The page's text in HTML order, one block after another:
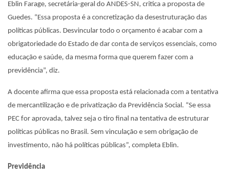
Eblin Farage, secretária-geral do ANDES-SN, critica a proposta de
Guedes. “Essa proposta é a concretização da desestruturação das
políticas públicas. Desvincular todo o orçamento é acabar com a
obrigatoriedade do Estado de dar conta de serviços essenciais, como
educação e saúde, da mesma forma que querem fazer com a
previdência”, diz.
A docente afirma que essa proposta está relacionada com a tentativa
de mercantilização e de privatização da Previdência Social. “Se essa
PEC for aprovada, talvez seja o tiro final na tentativa de estruturar
políticas públicas no Brasil. Sem vinculação e sem obrigação de
investimento, não há políticas públicas”, completa Eblin.
Previdência